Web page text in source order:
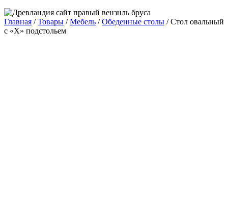
Главная /Товары /Мебель /Обеденные столы /Стол овальный
с «Х» подстольем